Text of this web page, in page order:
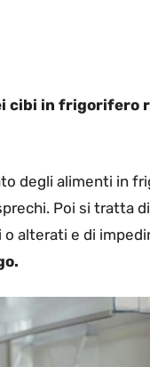
cibi in frigorifero
degli alimenti in
Poi si tratta
alterati e di